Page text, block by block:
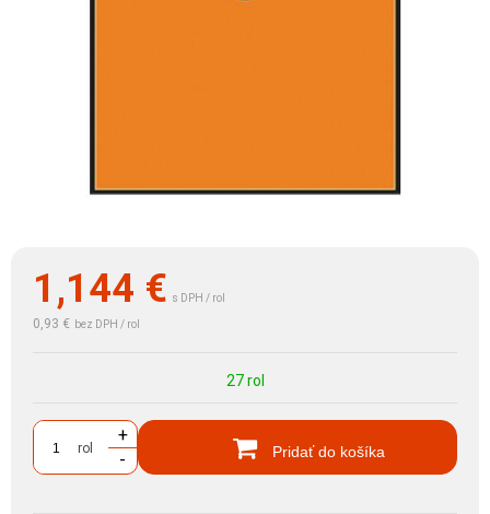
1,144 € s DPH / rol
0,93 € bez DPH / rol
27 rol
rol
+
-
Pridať do košíka